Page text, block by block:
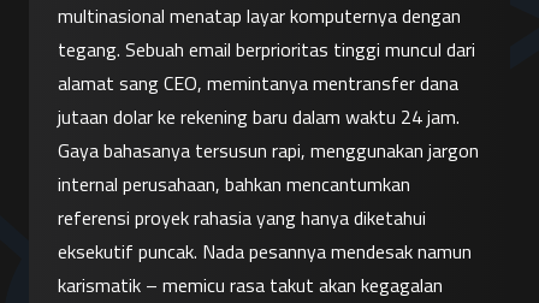
multinasional menatap layar komputernya dengan
tegang. Sebuah email berprioritas tinggi muncul dari
alamat sang CEO, memintanya mentransfer dana
jutaan dolar ke rekening baru dalam waktu 24 jam.
Gaya bahasanya tersusun rapi, menggunakan jargon
internal perusahaan, bahkan mencantumkan
referensi proyek rahasia yang hanya diketahui
eksekutif puncak. Nada pesannya mendesak namun
karismatik – memicu rasa takut akan kegagalan